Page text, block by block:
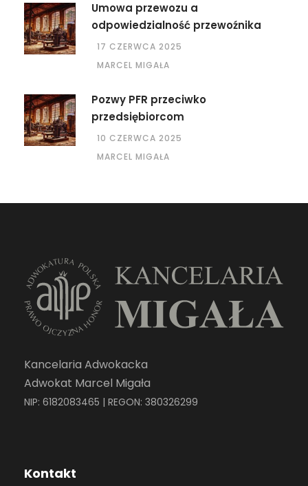
Umowa przewozu a
odpowiedzialność przewoźnika
17 CZERWCA 2025
MARCEL MIGAŁA
Pozwy PFR przeciwko
przedsiębiorcom
10 CZERWCA 2025
MARCEL MIGAŁA
Kancelaria Adwokacka
Adwokat Marcel Migała
NIP: 6182083465 | REGON: 380326299
Kontakt